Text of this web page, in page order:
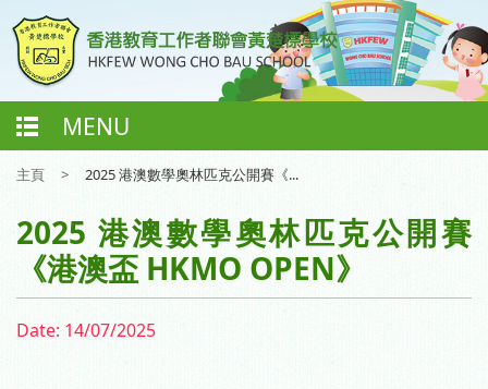
MENU
主頁 > 2025 港澳數學奧林匹克公開賽《...
2025 港澳數學奧林匹克公開賽
《港澳盃 HKMO OPEN》
Date: 14/07/2025